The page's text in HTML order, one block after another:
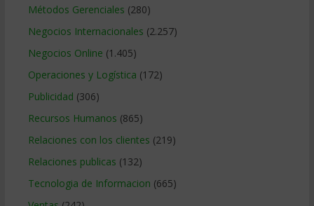
Métodos Gerenciales (280)
Negocios Internacionales (2.257)
Negocios Online (1.405)
Operaciones y Logística (172)
Publicidad (306)
Recursos Humanos (865)
Relaciones con los clientes (219)
Relaciones publicas (132)
Tecnologia de Informacion (665)